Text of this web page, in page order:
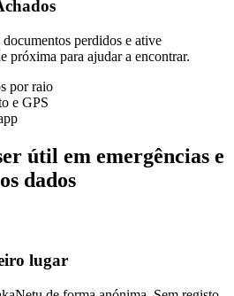
perdidos e ative
próxima para ajudar a encontrar.
por raio
e GPS
útil em emergências e
dados
lugar